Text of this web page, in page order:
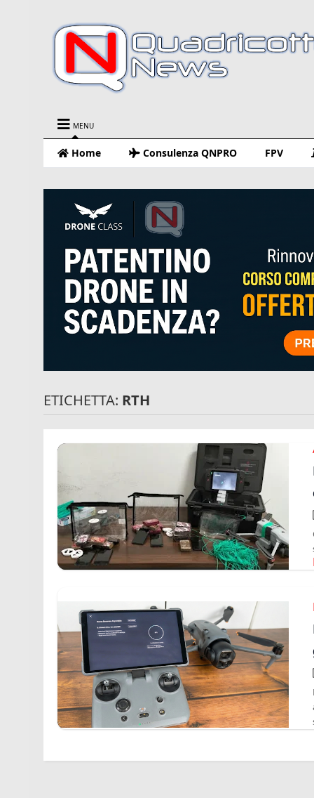
MENU
Home Consulenza QNPRO FPV
ETICHETTA: RTH